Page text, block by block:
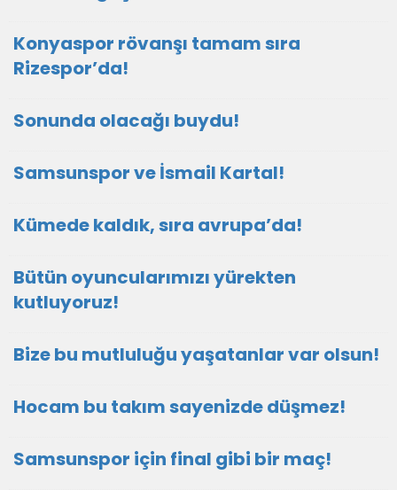
Konyaspor rövanşı tamam sıra
Rizespor’da!
Sonunda olacağı buydu!
Samsunspor ve İsmail Kartal!
Kümede kaldık, sıra avrupa’da!
Bütün oyuncularımızı yürekten
kutluyoruz!
Bize bu mutluluğu yaşatanlar var olsun!
Hocam bu takım sayenizde düşmez!
Samsunspor için final gibi bir maç!